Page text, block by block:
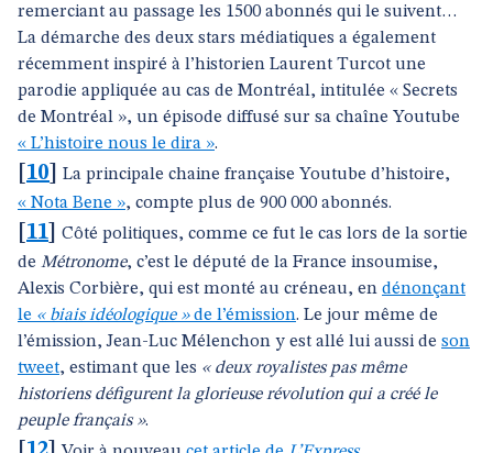
remerciant au passage les 1500 abonnés qui le suivent…
La démarche des deux stars médiatiques a également
récemment inspiré à l’historien Laurent Turcot une
parodie appliquée au cas de Montréal, intitulée « Secrets
de Montréal », un épisode diffusé sur sa chaîne Youtube
« L’histoire nous le dira ».
10
La principale chaine française Youtube d’histoire,
« Nota Bene », compte plus de 900 000 abonnés.
11
Côté politiques, comme ce fut le cas lors de la sortie
de Métronome, c’est le député de la France insoumise,
Alexis Corbière, qui est monté au créneau, en dénonçant
le « biais idéologique »de l’émission. Le jour même de
l’émission, Jean-Luc Mélenchon y est allé lui aussi de son
tweet, estimant que les « deux royalistes pas même
historiens défigurent la glorieuse révolution qui a créé le
peuple français ».